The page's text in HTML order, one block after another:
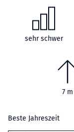
sehr schwer
7 m
Beste Jahreszeit